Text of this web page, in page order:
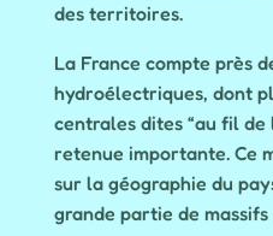
des territoires.
La France compte près
hydroélectriques, dont
centrales dites “au fil de
retenue importante. Ce
sur la géographie du
grande partie de